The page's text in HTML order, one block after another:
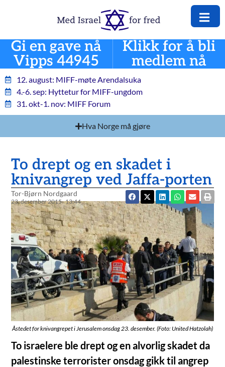
Gi en gave nå
Vipps 44945
Klikk for å bli
medlem nå
12. august: MIFF-møte Arendalsuka
4.-6. sep: Hyttetur for MIFF-ungdom
31. okt-1. nov: MIFF Forum
Hva Norge må gjøre
To drept og en skadet i
knivangrep ved Jaffa-porten
Tor-Bjørn Nordgaard
23. desember 2015 13:44
Åstedet for knivangrepet i Jerusalem onsdag 23. desember. (Foto: United Hatzolah)
To israelere ble drept og en alvorlig skadet da
palestinske terrorister onsdag gikk til angrep